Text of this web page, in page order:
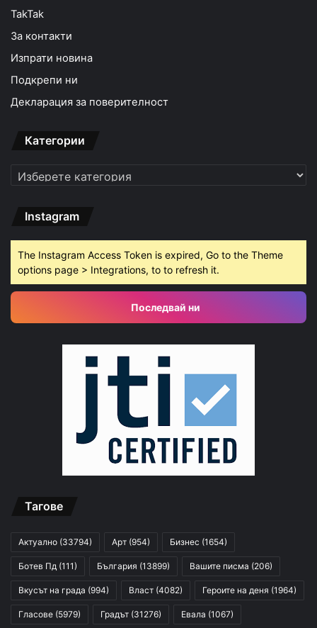
TakTak
За контакти
Изпрати новина
Подкрепи ни
Декларация за поверителност
Категории
Категории
Instagram
The Instagram Access Token is expired, Go to the Theme
options page > Integrations, to to refresh it.
Последвай ни
Тагове
Актуално (33794) Арт (954) Бизнес (1654)
Ботев Пд (111) България (13899) Вашите писма (206)
Вкусът на града (994) Власт (4082) Героите на деня (1964)
Гласове (5979) Градът (31276) Евала (1067)